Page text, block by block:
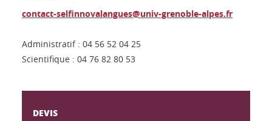
contact-selfinnovalangues@univ-grenoble-alpes.fr
Administratif : 04 56 52 04 25
Scientifique : 04 76 82 80 53
DEVIS